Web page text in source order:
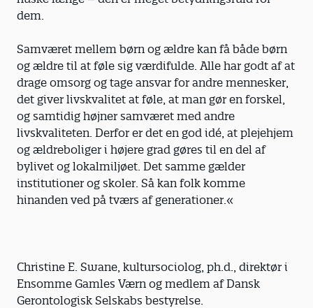
dem.
Samværet mellem børn og ældre kan få både børn
og ældre til at føle sig værdifulde. Alle har godt af at
drage omsorg og tage ansvar for andre mennesker,
det giver livskvalitet at føle, at man gør en forskel,
og samtidig højner samværet med andre
livskvaliteten. Derfor er det en god idé, at plejehjem
og ældreboliger i højere grad gøres til en del af
bylivet og lokalmiljøet. Det samme gælder
institutioner og skoler. Så kan folk komme
hinanden ved på tværs af generationer.«
Christine E. Swane, kultursociolog, ph.d., direktør i
Ensomme Gamles Værn og medlem af Dansk
Gerontologisk Selskabs bestyrelse.